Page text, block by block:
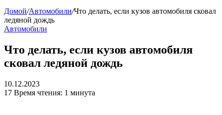
Домой/Автомобили/Что делать, если кузов автомобиля сковал
ледяной дождь
Автомобили
Что делать, если кузов автомобиля
сковал ледяной дождь
10.12.2023
17 Время чтения: 1 минута